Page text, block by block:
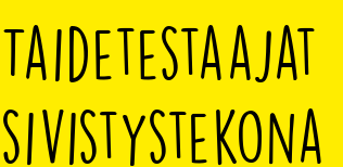
sivistystekona